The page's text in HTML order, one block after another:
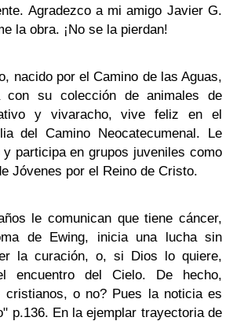
Agradezco a mi amigo Javier G.
la obra. ¡No se la pierdan!
nacido por el Camino de las Aguas,
con su colección de animales de
y vivaracho, vive feliz en el
del Camino Neocatecumenal. Le
participa en grupos juveniles como
Jóvenes por el Reino de Cristo.
le comunican que tiene cáncer,
de Ewing, inicia una lucha sin
la curación, o, si Dios lo quiere,
encuentro del Cielo. De hecho,
cristianos, o no? Pues la noticia es
p.136. En la ejemplar trayectoria de